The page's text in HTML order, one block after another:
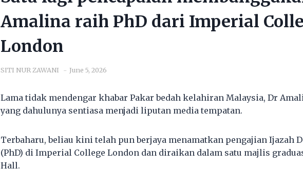
Amalina raih PhD dari Imperial
London
SITI NUR ZAWANI June 5, 2026
Lama tidak mendengar khabar Pakar bedah kelahiran Malaysia, Dr
yang dahulunya sentiasa menjadi liputan media tempatan.
Terbaharu, beliau kini telah pun berjaya menamatkan pengajian Ijazah
(PhD) di Imperial College London dan diraikan dalam satu majlis
Hall.